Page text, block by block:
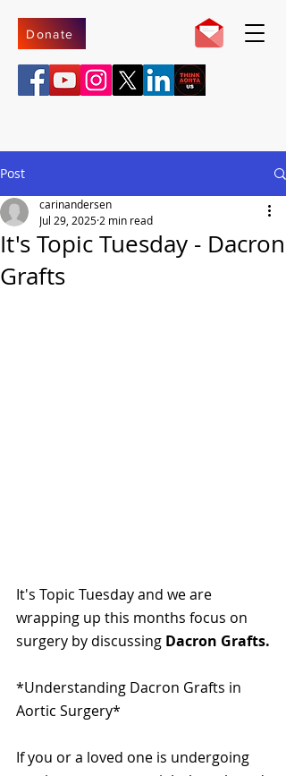
Donate
Post
It's Topic Tuesday - Dacron
Grafts
carinandersen
Jul 29, 2025 2 min read
It's Topic Tuesday and we are
wrapping up this months focus on
surgery by discussing Dacron Grafts.
*Understanding Dacron Grafts in
Aortic Surgery*
If you or a loved one is undergoing